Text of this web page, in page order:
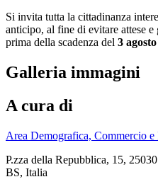
Si invita tutta la cittadinanza
anticipo, al fine di evitare attese
prima della scadenza del 3
Galleria immagini
A cura di
Area Demografica, Commercio e
P.zza della Repubblica, 15,
BS, Italia